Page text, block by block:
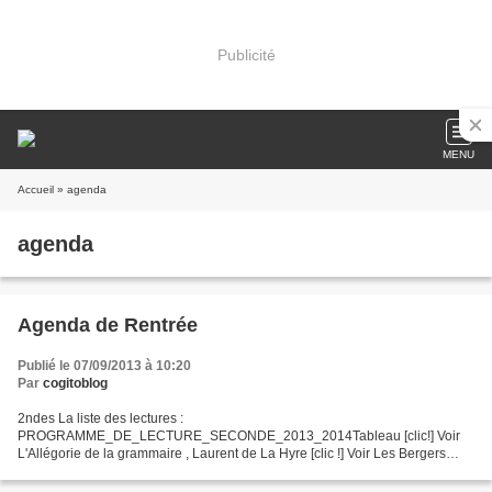
Publicité
MENU
Accueil » agenda
agenda
Agenda de Rentrée
Publié le 07/09/2013 à 10:20
Par cogitoblog
2ndes La liste des lectures :
PROGRAMME_DE_LECTURE_SECONDE_2013_2014Tableau [clic!] Voir
L'Allégorie de la grammaire , Laurent de La Hyre [clic !] Voir Les Bergers
Cahier_de_texte_2nde_5...